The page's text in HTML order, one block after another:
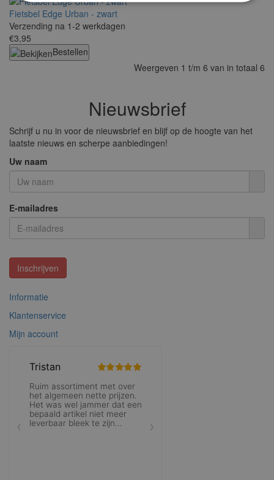
Fietsbel Edge Urban - zwart
Verzending na 1-2 werkdagen
€3,95
Bestellen
Weergeven 1 t/m 6 van in totaal 6
Nieuwsbrief
Schrijf u nu in voor de nieuwsbrief en blijf op de hoogte van het
laatste nieuws en scherpe aanbiedingen!
Uw naam
E-mailadres
Inschrijven
Informatie
Klantenservice
Mijn account